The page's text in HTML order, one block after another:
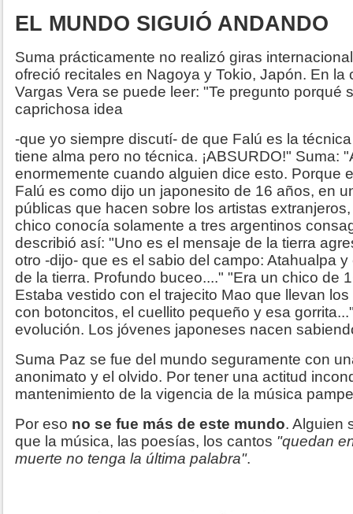
EL MUNDO SIGUIÓ ANDANDO
Suma prácticamente no realizó giras
ofreció recitales en Nagoya y Tokio, Japón. En la
Vargas Vera se puede leer: "Te pregunto porqué
caprichosa idea
-que yo siempre discutí- de que Falú es la
tiene alma pero no técnica. ¡ABSURDO!" Suma:
enormemente cuando alguien dice esto. Porque
Falú es como dijo un japonesito de 16 años, en
públicas que hacen sobre los artistas
chico conocía solamente a tres argentinos
describió así: "Uno es el mensaje de la tierra
otro -dijo- que es el sabio del campo: Atahualpa
de la tierra. Profundo buceo...." "Era un chico de
Estaba vestido con el trajecito Mao que llevan
con botoncitos, el cuellito pequeño y esa
evolución. Los jóvenes japoneses nacen
Suma Paz se fue del mundo seguramente con
anonimato y el olvido. Por tener una actitud
mantenimiento de la vigencia de la música
Por eso no se fue más de este mundo. Alguien
que la música, las poesías, los cantos "quedan
muerte no tenga la última palabra".